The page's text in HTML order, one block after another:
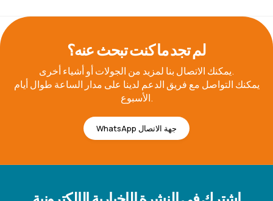
لم تجد ما كنت تبحث عنه؟
يمكنك الاتصال بنا لمزيد من الجولات أو أشياء أخرى.
يمكنك التواصل مع فريق الدعم لدينا على مدار الساعة طوال أيام
الأسبوع.
WhatsApp جهة الاتصال